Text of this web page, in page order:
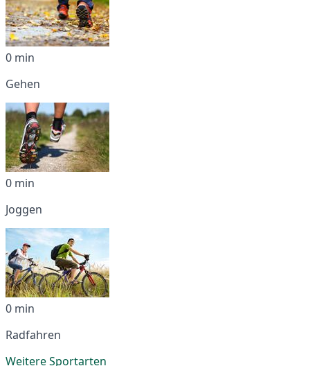
0 min
Gehen
0 min
Joggen
0 min
Radfahren
Weitere Sportarten